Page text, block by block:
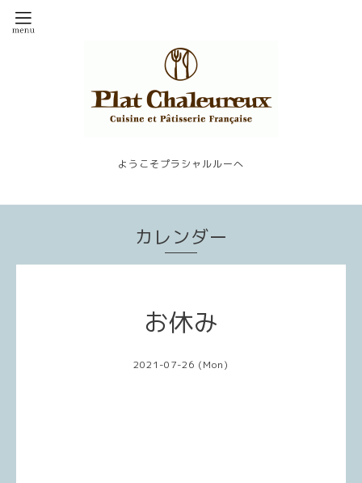
ようこそプラシャルルーへ
カレンダー
お休み
2021-07-26 (Mon)